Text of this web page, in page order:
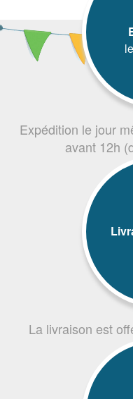
Expédition le jour
avant 12h
La livraison est